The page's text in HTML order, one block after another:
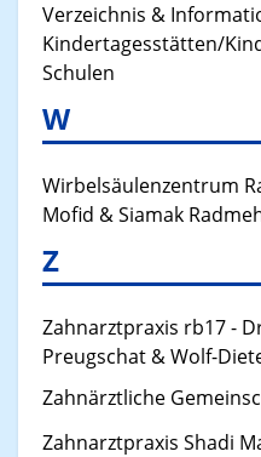
Verzeichnis &
Kindertagesstätten/
Schulen
W
Wirbelsäulenzentrum
Mofid & Siamak
Z
Zahnarztpraxis rb17 -
Preugschat & Wolf-
Zahnärztliche
Zahnarztpraxis Shadi